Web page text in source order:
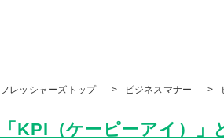
フレッシャーズトップ > ビジネスマナー >
「KPI（ケーピーアイ）」